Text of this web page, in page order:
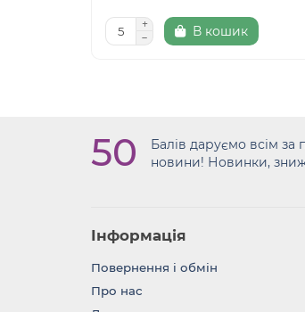
В кошик
50
Балів даруємо всім за
новини! Новинки,
Інформація
Повернення i обмін
Про нас